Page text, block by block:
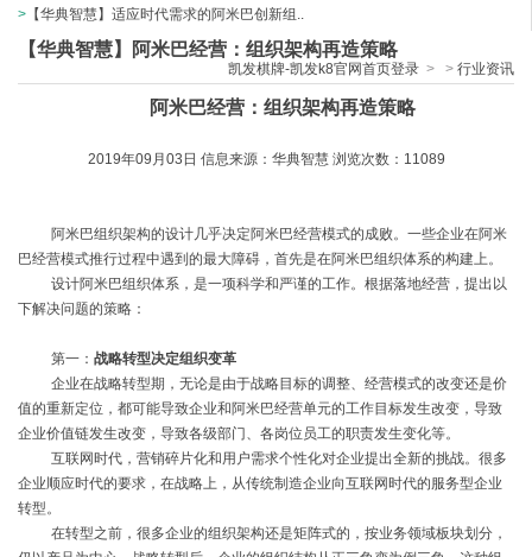
> 【华典智慧】适应时代需求的阿米巴创新组..
【华典智慧】阿米巴经营：组织架构再造策略
凯发棋牌-凯发k8官网首页登录 > > 行业资讯
阿米巴经营：组织架构再造策略
2019年09 月03 日 信息来源：华典智慧 浏览次数： 11089
阿米巴组织架构的设计几乎决定阿米巴经营模式的成败。一些企业在阿米
巴经营模式推行过程中遇到的最大障碍，首先是在阿米巴组织体系的构建上。
设计阿米巴组织体系，是一项科学和严谨的工作。 根据落地经营， 提出 以
下解决问题的策略 ：
第一： 战略转型决定组织变革
企业在战略转型期，无论是由于战略目标的调整、经营模式的改变还是价
值的重新定位，都可能导致企业和阿米巴经营单元的工作目标发生改变，导致
企业价值链发生改变，导致各级部门、各岗位员工的职责发生变化等。
互联网时代，营销碎片化和用户需求个性化对企业提出全新的挑战。很多
企业顺应时代的要求，在战略上，从传统制造企业向互联网时代的服务型企业
转型。
在转型之前，很多企业的组织架构还是矩阵式的，按业务领域板块划分，